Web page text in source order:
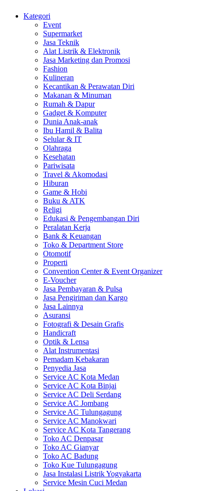
Kategori
Event
Supermarket
Jasa Teknik
Alat Listrik & Elektronik
Jasa Marketing dan Promosi
Fashion
Kulineran
Kecantikan & Perawatan Diri
Makanan & Minuman
Rumah & Dapur
Gadget & Komputer
Dunia Anak-anak
Ibu Hamil & Balita
Selular & IT
Olahraga
Kesehatan
Pariwisata
Travel & Akomodasi
Hiburan
Game & Hobi
Buku & ATK
Religi
Edukasi & Pengembangan Diri
Peralatan Kerja
Bank & Keuangan
Toko & Department Store
Otomotif
Properti
Convention Center & Event Organizer
E-Voucher
Jasa Pembayaran & Pulsa
Jasa Pengiriman dan Kargo
Jasa Lainnya
Asuransi
Fotografi & Desain Grafis
Handicraft
Optik & Lensa
Alat Instrumentasi
Pemadam Kebakaran
Penyedia Jasa
Service AC Kota Medan
Service AC Kota Binjai
Service AC Deli Serdang
Service AC Jombang
Service AC Tulungagung
Service AC Manokwari
Service AC Kota Tangerang
Toko AC Denpasar
Toko AC Gianyar
Toko AC Badung
Toko Kue Tulungagung
Jasa Instalasi Listrik Yogyakarta
Service Mesin Cuci Medan